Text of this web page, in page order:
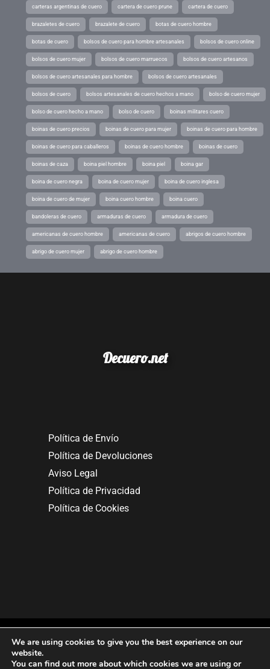
carteras argentinas de cuero cartera de cuero prune cartera de cuero
brazaletes de cuero brazalete de cuero botas de cuero hombre
botas de cuero bolsos de cuero para hombre artesanales bolsos de cuero online
bolsos de cuero mujer bolsos de cuero marruecos bolsos de cuero artesanos
bolsos de cuero artesanales para hombre bolsos de cuero artesanales
bolsos de cuero bolsos artesanales de cuero hechos a mano bolso de cuero mujer
bolso de cuero hecho a mano bolso de cuero boinas militares cuero
boinas de cuero precios boinas de cuero para mujer boinas de cuero para hombre
boinas de cuero para caballeros boinas de cuero hombre boinas de cuero
boinas de caza boina piel hombre boina piel boina gar
boina de cuero negra boina de cuero mujer boina de cuero inglesa
boina de cuero de mujer boina cuero hombre boina cuero
bandoleras de cuero armaduras de cuero armadura de cuero
americanas de cuero hombre americanas de cuero abrigos de cuero hombre
abrigo de cuero mujer abrigo de cuero hombre
Decuero.net
Política de Envío
Política de Devoluciones
Aviso Legal
Política de Privacidad
Política de Cookies
We are using cookies to give you the best experience on our
website.
You can find out more about which cookies we are using or